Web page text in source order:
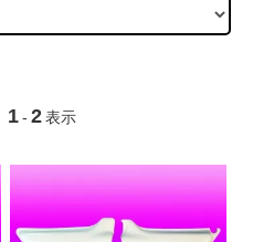
1 - 2 表示